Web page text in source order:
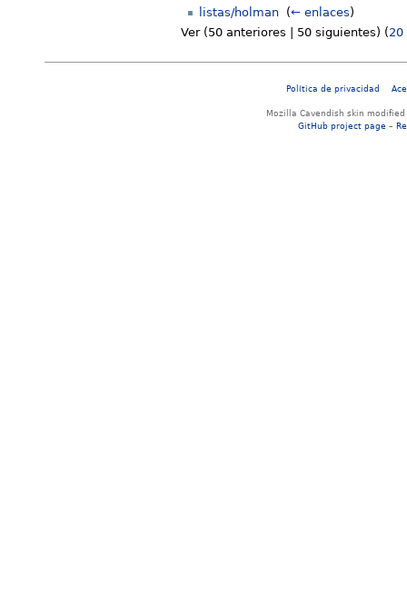
listas/holman (← enlaces)
Ver (50 anteriores | 50 siguientes) (20
Política de privacidad
Mozilla Cavendish skin
GitHub project page –